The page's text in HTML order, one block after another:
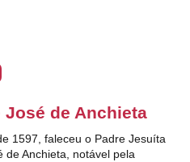
José de Anchieta
1597, faleceu o Padre Jesuíta
de Anchieta, notável pela